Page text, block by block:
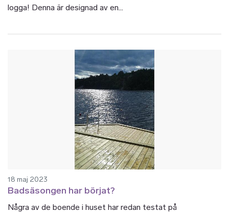
logga! Denna är designad av en...
18 maj 2023
Badsäsongen har börjat?
Några av de boende i huset har redan testat på